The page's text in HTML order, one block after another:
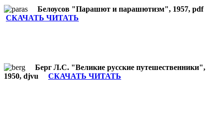
Белоусов "Парашют и парашютизм", 1957, pdf
СКАЧАТЬ ЧИТАТЬ
Берг Л.С. "Великие русские путешественники",
1950, djvu СКАЧАТЬ ЧИТАТЬ